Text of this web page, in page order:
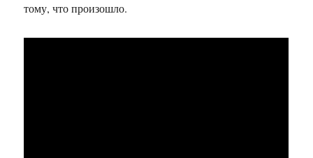
тому, что произошло.